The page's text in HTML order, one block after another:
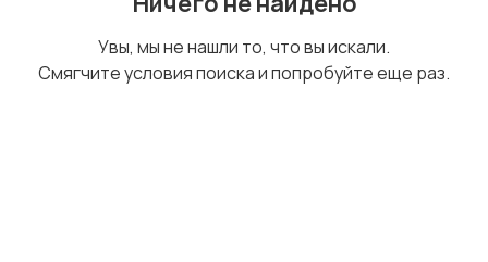
запчастиУвы, мы не нашли то, что вы искали.
Смягчите условия поиска и попробуйте еще раз.